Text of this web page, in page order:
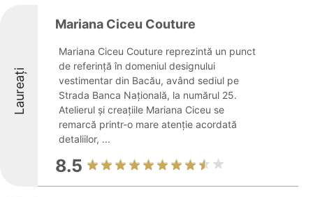
Laureați
Mariana Ciceu Couture
Mariana Ciceu Couture reprezintă un punct
de referință în domeniul designului
vestimentar din Bacău, având sediul pe
Strada Banca Națională, la numărul 25.
Atelierul și creațiile Mariana Ciceu se
remarcă printr-o mare atenție acordată
detaliilor, ...
8.5